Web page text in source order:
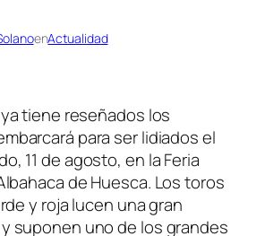
enActualidad
tiene reseñados los
para ser lidiados el
11 de agosto, en la Feria
de Huesca. Los toros
y roja lucen una gran
suponen uno de los grandes